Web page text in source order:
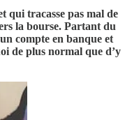
qui tracasse pas mal de
la bourse. Partant du
compte en banque et
de plus normal que d’y